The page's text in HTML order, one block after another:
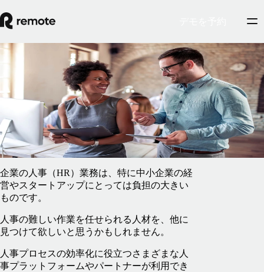
Blog EORおよびPEO
PEOとは何ですか？
Francesco Cardi
2025年5月1日
企業の人事（HR）業務は、特に中小企業の経
営やスタートアップにとっては負担の大きい
ものです。
人事の難しい作業を任せられる人材を、他に
見つけて欲しいと思うかもしれません。
人事プロセスの効率化に役立つさまざまな人
事プラットフォームやパートナーが利用でき